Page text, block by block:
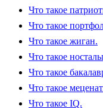
Что такое
Что такое
Что такое жиган.
Что такое
Что такое
Что такое
Что такое IQ.